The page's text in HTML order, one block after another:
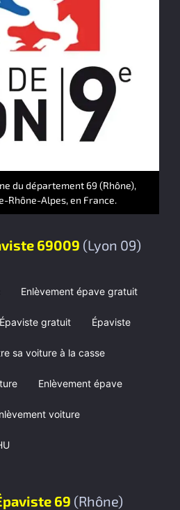
69009 (Lyon 09)
Enlèvement épave gratuit
Épaviste gratuit Épaviste
sa voiture à la casse
Enlèvement épave
voiture
69 (Rhône)
du département 69 (Rhône),
Rhône-Alpes, en France.